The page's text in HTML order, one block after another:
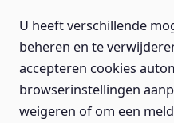
U heeft verschillende
beheren en te
accepteren cookies
browserinstellingen
weigeren of om een